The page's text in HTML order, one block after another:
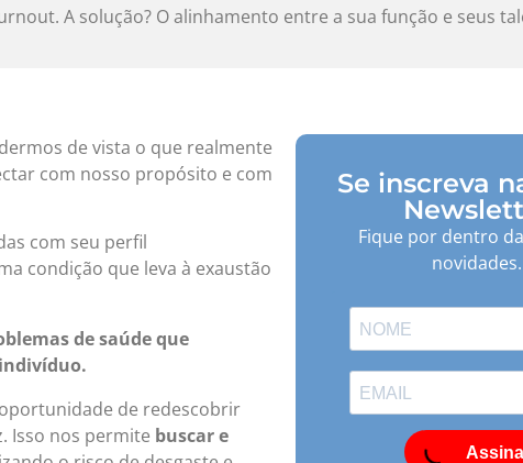
A solução? O alinhamento entre a sua função e seus
de vista o que realmente
com nosso propósito e com
com seu perfil
condição que leva à exaustão
de saúde que
de redescobrir
Isso nos permite buscar e
Se inscreva
Fique por dentro
novidades.